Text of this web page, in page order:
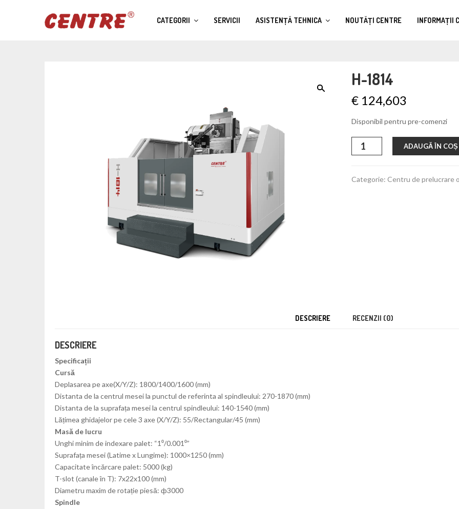
CATEGORII SERVICII ASISTENȚĂ TEHNICA NOUTĂȚI CENTRE INFORMAȚII
H-1814
€ 124,603
Disponibil pentru pre-comenzi
Cantitate
ADAUGĂ ÎN COȘ
Categorie:Centru de prelucrare
DESCRIERE RECENZII (0)
DESCRIERE
Specificații
Cursă
Deplasarea pe axe(X/Y/Z): 1800/1400/1600 (mm)
Distanta de la centrul mesei la punctul de referinta al spindleului: 270-1870 (mm)
Distanta de la suprafața mesei la centrul spindleului: 140-1540 (mm)
Lățimea ghidajelor pe cele 3 axe (X/Y/Z): 55/Rectangular/45 (mm)
Masă de lucru
Unghi minim de indexare palet: “1⁰/0.001⁰”
Suprafața mesei (Latime x Lungime): 1000×1250 (mm)
Capacitate încărcare palet: 5000 (kg)
T-slot (canale în T): 7x22x100 (mm)
Diametru maxim de rotație piesă: ф3000
Spindle